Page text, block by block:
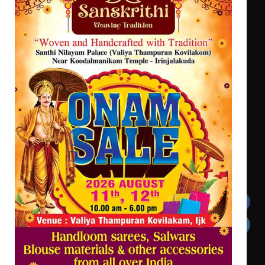
ട്യുണീഷ്യൻ ചിത്രം ” ദി വോയിസ്
ഓഫ് ഹിന്ദ് റജബ് ” ഇരിങ്ങാലക്കുട
ഫിലിം സൊസൈറ്റി ആഗസ്റ്റ് 7
വെള്ളിയാഴ്ച സ്‌ക്രീൻ ചെയ്യുന്നു
സെന്റ് ജോസഫ്സ് കോളജ്
കോമേഴ്‌സ് അസോസിയേഷന്
തുടക്കമായി
Get In Touch
Twitter Facebook
LinkedIn Instagram
YouTube